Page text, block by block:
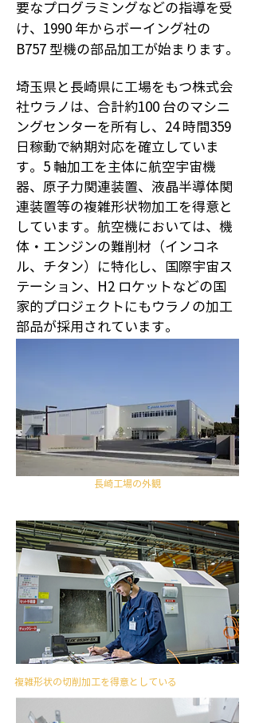
埼玉県と長崎県に工場をもつ株式会
社ウラノは、合計約100 台のマシニ
ングセンターを所有し、24 時間359
日稼動で納期対応を確立していま
す。5 軸加工を主体に航空宇宙機
器、原子力関連装置、液晶半導体関
連装置等の複雑形状物加工を得意と
しています。航空機においては、機
体・エンジンの難削材（インコネ
ル、チタン）に特化し、国際宇宙ス
テーション、H2 ロケットなどの国
家的プロジェクトにもウラノの加工
部品が採用されています。
長崎工場の外観
複雑形状の切削加工を得意としている
要なプログラミングなどの指導を受
け、1990 年からボーイング社の
B757 型機の部品加工が始まります。